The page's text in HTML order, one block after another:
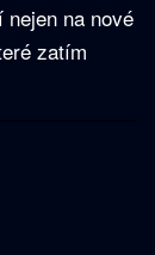
nejen na nové
zatím